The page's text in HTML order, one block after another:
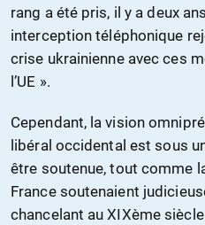
rang a été pris, il y a deux
interception téléphonique
crise ukrainienne avec ces
l’UE ».
Cependant, la vision
libéral occidental est sous
être soutenue, tout comme
France soutenaient
chancelant au XIXème